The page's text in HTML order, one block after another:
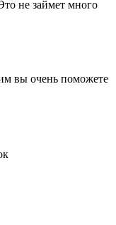
не займет много
вы очень поможете